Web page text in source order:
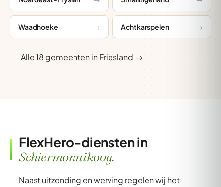
Waadhoeke Achtkarspelen
Alle 18 gemeenten in Friesland →
FlexHero-diensten in
Schiermonnikoog.
Naast uitzending en werving regelen wij het